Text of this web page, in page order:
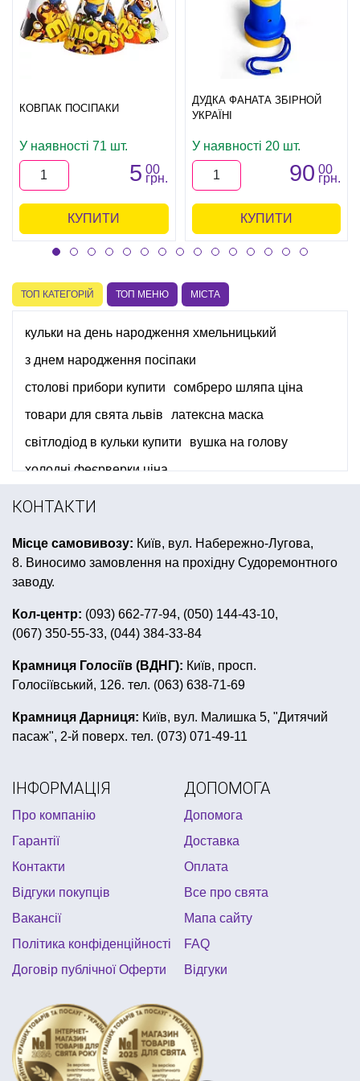
КОВПАК ПОСІПАКИ
У наявності 71 шт.
5 00
грн.
КУПИТИ
ДУДКА ФАНАТА ЗБІРНОЙ
УКРАЇНІ
У наявності 20 шт.
90 00
грн.
КУПИТИ
ТОП КАТЕГОРІЙ ТОП МЕНЮ МІСТА
кульки на день народження хмельницький
з днем народження посіпаки
столові прибори купити
сомбреро шляпа ціна
товари для свята львів
латексна маска
світлодіод в кульки купити
вушка на голову
холодні феєрверки ціна
сувеніри до дня захисника вітчизни
маски для дитячого свята латексні кульки
купити аксесуари до дня народження в стилі пірати
костюм на хелловін дорослий купити
небесні ліхтарики львів подарунок сертифікат
аксесуари для святкування дня народження в стилі
купити гірлянди
піратський костюм
повітряні кульки на день народження дівчинці
купити конфетті
костюм принцеси на новий рік
фотобутафорія купити
прикраси для кексів купити онлайн
КОНТАКТИ
Місце самовивозу: Київ, вул. Набережно-Лугова,
8. Виносимо замовлення на прохідну Судоремонтного
заводу.
Кол-центр: (093) 662-77-94, (050) 144-43-10,
(067) 350-55-33, (044) 384-33-84
Крамниця Голосіїв (ВДНГ): Київ, просп.
Голосіївський, 126. тел. (063) 638-71-69
Крамниця Дарниця: Київ, вул. Малишка 5, "Дитячий
пасаж", 2-й поверх. тел. (073) 071-49-11
ІНФОРМАЦІЯ
Про компанію
Гарантії
Контакти
Відгуки покупців
Вакансії
Політика конфіденційності
Договір публічної Оферти
ДОПОМОГА
Допомога
Доставка
Оплата
Все про свята
Мапа сайту
FAQ
Відгуки